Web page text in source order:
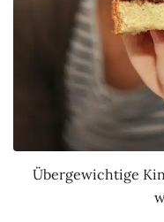
Übergewichtige